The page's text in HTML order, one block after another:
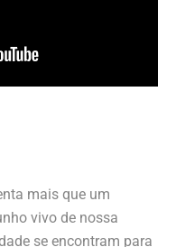
mais que um
vivo de nossa
se encontram para